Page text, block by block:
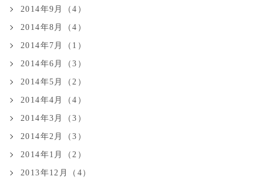
2014年9月（4）
2014年8月（4）
2014年7月（1）
2014年6月（3）
2014年5月（2）
2014年4月（4）
2014年3月（3）
2014年2月（3）
2014年1月（2）
2013年12月（4）